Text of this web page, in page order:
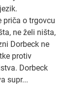
priča o trgovcu
ne želi ništa,
Dorbeck ne
protiv
Dorbeck
supr...